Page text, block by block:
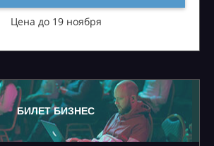
Цена до 19 ноября
БИЛЕТ БИЗНЕС